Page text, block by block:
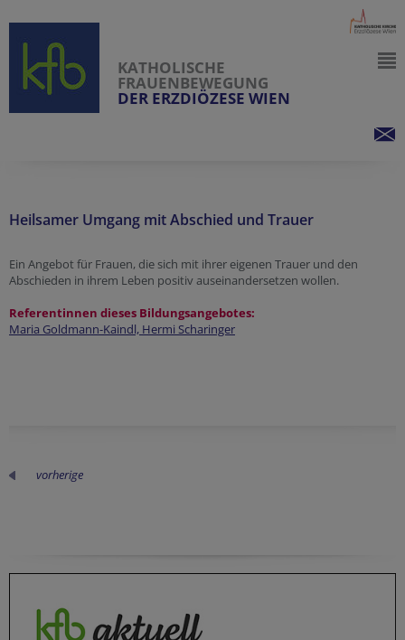
KATHOLISCHE
FRAUENBEWEGUNG
DER ERZDIÖZESE WIEN
Heilsamer Umgang mit Abschied und Trauer
Ein Angebot für Frauen, die sich mit ihrer eigenen Trauer und den
Abschieden in ihrem Leben positiv auseinandersetzen wollen.
Referentinnen dieses Bildungsangebotes:
Maria Goldmann-Kaindl, Hermi Scharinger
vorherige